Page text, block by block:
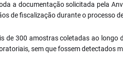
a documentação solicitada pela
de fiscalização durante o processo
de 300 amostras coletadas ao
sem que fossem detectados